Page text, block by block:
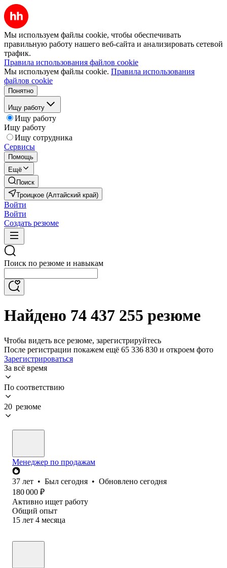
Мы используем файлы cookie, чтобы обеспечивать
правильную работу нашего веб-сайта и анализировать сетевой
трафик.
Правила использования файлов cookie
Мы используем файлы cookie. Правила использования
файлов cookie
Понятно
Ищу работу
Ищу работу
Ищу работу
Ищу сотрудника
Сервисы
Помощь
Ещё
Поиск
Троицкое (Алтайский край)
Войти
Войти
Создать резюме
Поиск по резюме и навыкам
Найдено 74 437 255 резюме
Чтобы видеть все резюме, зарегистрируйтесь
После регистрации покажем ещё 65 336 830 и откроем фото
Зарегистрироваться
За всё время
По соответствию
20 резюме
Менеджер по продажам
37 лет • Был сегодня • Обновлено сегодня
180 000 ₽
Активно ищет работу
Общий опыт
15 лет 4 месяца